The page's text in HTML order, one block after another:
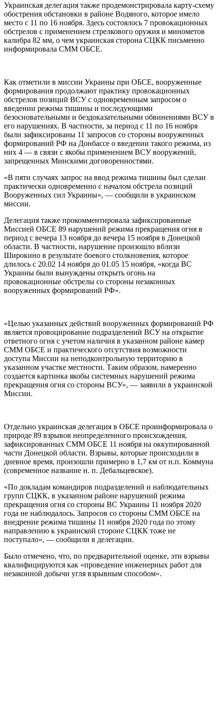
Украинская делегация также продемонстрировала карту-схему
обострения обстановки в районе Водяного, которое имело
место с 11 по 16 ноября. Здесь состоялось 7 провокационных
обстрелов с применением стрелкового оружия и минометов
калибра 82 мм, о чем украинская сторона СЦКК письменно
информировала СММ ОБСЕ.
Как отметили в миссии Украины при ОБСЕ, вооруженные
формирования продолжают практику провокационных
обстрелов позиций ВСУ с одновременным запросом о
введении режима тишины и последующими
безосновательными и бездоказательными обвинениями ВСУ в
его нарушениях. В частности, за период с 11 по 16 ноября
были зафиксированы 11 запросов со стороны вооруженных
формирований РФ на Донбассе о введении такого режима, из
них 4 — в связи с якобы применением ВСУ вооружений,
запрещенных Минскими договоренностями.
«В пяти случаях запрос на ввод режима тишины был сделан
практически одновременно с началом обстрела позиций
Вооруженных сил Украины», — сообщили в украинском
миссии.
Делегация также прокомментировала зафиксированные
Миссией ОБСЕ 89 нарушений режима прекращения огня в
период с вечера 13 ноября до вечера 15 ноября в Донецкой
области. В частности, нарушение произошло вблизи
Широкино в результате боевого столкновения, которое
длилось с 20.02 14 ноября до 01.05 15 ноября, «когда ВС
Украины были вынуждены открыть огонь на
провокационные обстрелы со стороны незаконных
вооруженных формирований РФ».
«Целью указанных действий вооруженных формирований РФ
является провоцирование подразделений ВСУ на открытие
ответного огня с учетом наличия в указанном районе камер
СММ ОБСЕ и практического отсутствия возможности
доступа Миссии на неподконтрольную территорию в
указанном участке местности. Таким образом, намеренно
создается картинка якобы системных нарушений режима
прекращения огня со стороны ВСУ», — заявили в украинской
Миссии.
Отдельно украинская делегация в ОБСЕ проинформировала о
природе 89 взрывов неопределенного происхождения,
зафиксированных СММ ОБСЕ 11 ноября на оккупированной
части Донецкой области. Взрывы, которые происходили в
дневное время, произошли примерно в 1,7 км от н.п. Коммуна
(современное название н. п. Дебальцевское).
«По докладам командиров подразделений и наблюдательных
групп СЦКК, в указанном районе нарушений режима
прекращения огня со стороны ВС Украины 11 ноября 2020
года не наблюдалось. Запросов со стороны СММ ОБСЕ на
внедрение режима тишины 11 ноября 2020 года по этому
направлению к украинской стороне СЦКК тоже не
поступало», — сообщили в делегации.
Было отмечено, что, по предварительной оценке, эти взрывы
квалифицируются как «проведение инженерных работ для
незаконной добычи угля взрывным способом».